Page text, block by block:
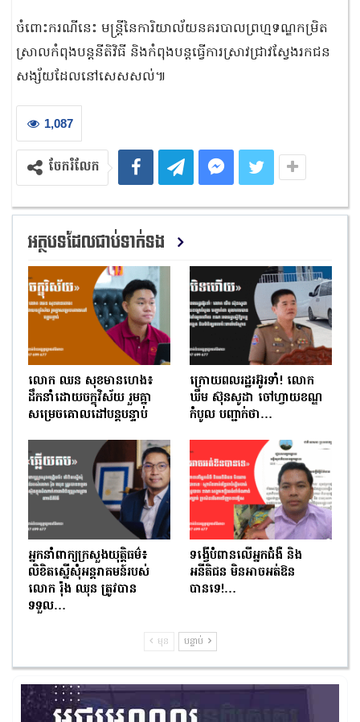
ចំពោះករណីនេះ មន្ត្រីនៃការិយាល័យនគរបាលព្រហ្មទណ្ឌកម្រិត
ស្រាលកំពុងបន្តនីតិវិធី និងកំពុងបន្តធ្វើការស្រាវជ្រាវស្វែងរកជន
សង្ស័យដែលនៅសេសសល់៕
1,087
ចែករំលែក
អត្ថបទដែលជាប់ទាក់ទង
លោក ឈន សុខមានហេង៖
ដឹកនាំដោយចក្ខុវិស័យ រួមគ្នា
សម្រេចគោលដៅបន្តបន្ទាប់
ក្រោយពលរដ្ឋរអ៊ូរទាំ! លោក
ឃឹម ស៊ុនសូដា ចៅហ្វាយខណ្ឌ
កំបូល បញ្ជាក់ថា…
អ្នកនាំពាក្យក្រសួងយុត្តិធម៌៖
លិខិតស្នើសុំអន្តរាគមន៍របស់
លោក រ៉ុង ឈុន ត្រូវបាន
ទទួល…
ទង្វើបំពានលើអ្នកជំងឺ និង
អនីតិជន មិនអាចអត់ឱន
បានទេ!…
មុន បន្ទាប់